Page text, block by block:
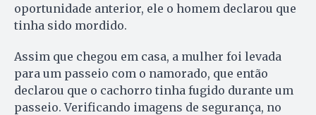
oportunidade anterior, ele o homem declarou que
tinha sido mordido.
Assim que chegou em casa, a mulher foi levada
para um passeio com o namorado, que então
declarou que o cachorro tinha fugido durante um
passeio. Verificando imagens de segurança, no